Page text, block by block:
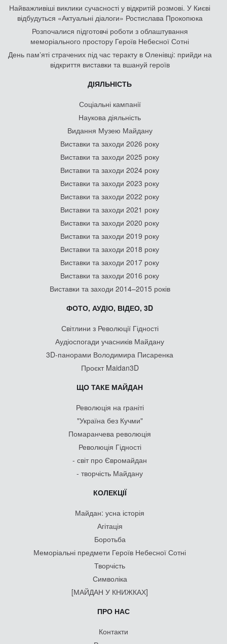
Найважливіші виклики сучасності у відкритій розмові. У Києві
відбудуться «Актуальні діалоги» Ростислава Прокопюка
Розпочалися підготовчі роботи з облаштування
меморіального простору Героїв Небесної Сотні
День памʼяті страчених під час теракту в Оленівці: прийди на
відкриття виставки та вшануй героїв
ДІЯЛЬНІСТЬ
Соціальні кампанії
Наукова діяльність
Видання Музею Майдану
Виставки та заходи 2026 року
Виставки та заходи 2025 року
Виставки та заходи 2024 року
Виставки та заходи 2023 року
Виставки та заходи 2022 року
Виставки та заходи 2021 року
Виставки та заходи 2020 року
Виставки та заходи 2019 року
Виставки та заходи 2018 року
Виставки та заходи 2017 року
Виставки та заходи 2016 року
Виставки та заходи 2014–2015 років
ФОТО, АУДІО, ВІДЕО, 3D
Світлини з Революції Гідності
Аудіоспогади учасників Майдану
3D-панорами Володимира Писаренка
Проєкт Maidan3D
ЩО ТАКЕ МАЙДАН
Революція на граніті
"Україна без Кучми"
Помаранчева революція
Революція Гідності
- світ про Євромайдан
- творчість Майдану
КОЛЕКЦІЇ
Майдан: усна історія
Агітація
Боротьба
Меморіальні предмети Героїв Небесної Сотні
Творчість
Символіка
[МАЙДАН У КНИЖКАХ]
ПРО НАС
Контакти